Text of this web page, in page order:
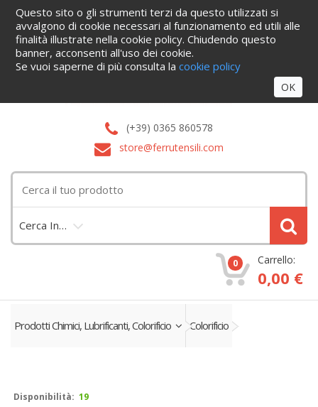
Home Informazioni Servizi Blog Azienda
Cataloghi
Contattaci
Accedi
(+39) 0365 860578
store@ferrutensili.com
Cerca In…
0 Carrello:
0,00 €
Prodotti Chimici, Lubrificanti, Colorificio Colorificio
Disponibilità: 19
Questo sito o gli strumenti terzi da questo utilizzati si
avvalgono di cookie necessari al funzionamento ed utili alle
finalità illustrate nella cookie policy. Chiudendo questo
banner, acconsenti all'uso dei cookie.
Se vuoi saperne di più consulta lacookie policy
OK